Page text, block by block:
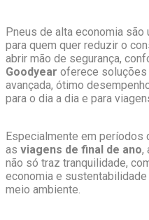
Pneus de alta economia
para quem quer reduzir o
abrir mão de segurança,
Goodyear oferece soluções
avançada, ótimo
para o dia a dia e para
Especialmente em períodos
as viagens de final de ano,
não só traz tranquilidade,
economia e
meio ambiente.